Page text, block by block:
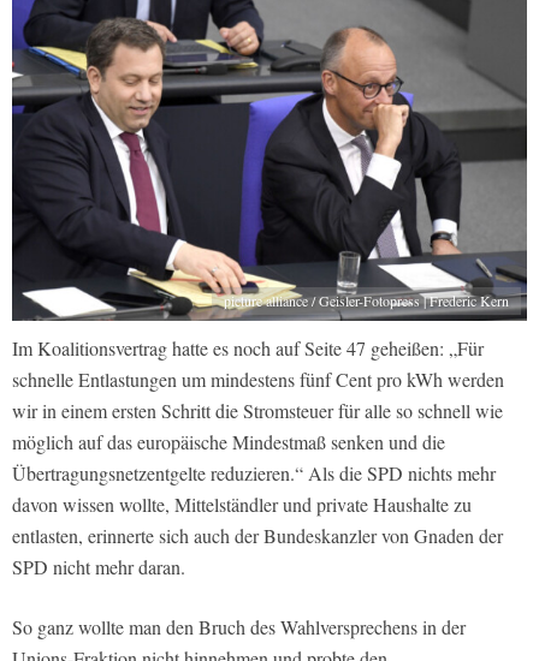
picture alliance / Geisler-Fotopress | Frederic Kern
Im Koalitionsvertrag hatte es noch auf Seite 47 geheißen: „Für
schnelle Entlastungen um mindestens fünf Cent pro kWh werden
wir in einem ersten Schritt die Stromsteuer für alle so schnell wie
möglich auf das europäische Mindestmaß senken und die
Übertragungsnetzentgelte reduzieren.“ Als die SPD nichts mehr
davon wissen wollte, Mittelständler und private Haushalte zu
entlasten, erinnerte sich auch der Bundeskanzler von Gnaden der
SPD nicht mehr daran.
So ganz wollte man den Bruch des Wahlversprechens in der